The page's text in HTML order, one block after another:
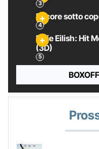
Pecore sotto
Billie Eilish: Hit
(3D)